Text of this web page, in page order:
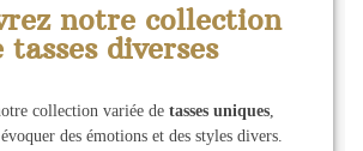
notre collection
tasses diverses
collection variée detasses uniques,
des émotions et des styles divers.